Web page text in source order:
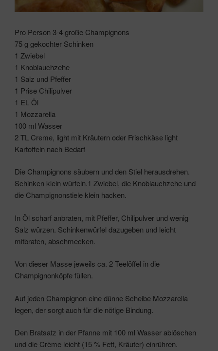
Pro Person 3-4 große Champignons
75 g gekochter Schinken
1 Zwiebel
1 Knoblauchzehe
1 Salz und Pfeffer
1 Prise Chilipulver
1 EL Öl
1 Mozzarella
100 ml Wasser
2 TL Creme, light mit Kräutern oder Frischkäse light
Kartoffeln nach Bedarf
Die Champignons säubern und den Stiel herausdrehen.
Schinken klein würfeln.1 Zwiebel, die Knoblauchzehe und
die Champignonstiele klein hacken.
In Öl scharf anbraten, mit Pfeffer, Chilipulver und wenig
Salz würzen. Schinkenwürfel dazugeben und leicht
mitbraten, abschmecken.
Von dieser Masse jeweils ca. 2 Teelöffel in die
Champignonköpfe füllen.
Auf jeden Champignon eine dünne Scheibe Mozzarella
legen, der sorgt auch für die nötige Bindung.
Den Bratsatz in der Pfanne mit 100 ml Wasser ablöschen
und die Crème leicht (15 % Fett, Kräuter) einrühren.